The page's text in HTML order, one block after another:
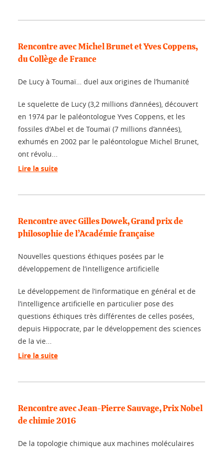
Rencontre avec Michel Brunet et Yves Coppens,
du Collège de France
De Lucy à Toumaï… duel aux origines de l’humanité
Le squelette de Lucy (3,2 millions d’années), découvert
en 1974 par le paléontologue Yves Coppens, et les
fossiles d'Abel et de Toumaï (7 millions d’années),
exhumés en 2002 par le paléontologue Michel Brunet,
ont révolu...
Lire la suite
Rencontre avec Gilles Dowek, Grand prix de
philosophie de l’Académie française
Nouvelles questions éthiques posées par le
développement de l’intelligence artificielle
Le développement de l’informatique en général et de
l’intelligence artificielle en particulier pose des
questions éthiques très différentes de celles posées,
depuis Hippocrate, par le développement des sciences
de la vie...
Lire la suite
Rencontre avec Jean-Pierre Sauvage, Prix Nobel
de chimie 2016
De la topologie chimique aux machines moléculaires